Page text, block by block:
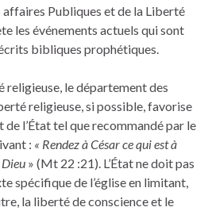
affaires Publiques et de la Liberté
les événements actuels qui sont
bibliques prophétiques.
le département des
religieuse, si possible, favorise
de l’État tel que recommandé par le
: « Rendez à César ce qui est à
Dieu » (Mt 22 :21). L’État ne doit pas
spécifique de l’église en limitant,
la liberté de conscience et le